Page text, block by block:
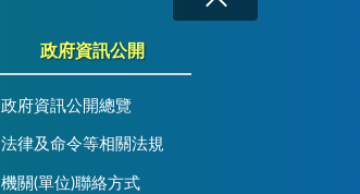
政府資訊公開
政府資訊公開總覽
法律及命令等相關法規
機關(單位)聯絡方式